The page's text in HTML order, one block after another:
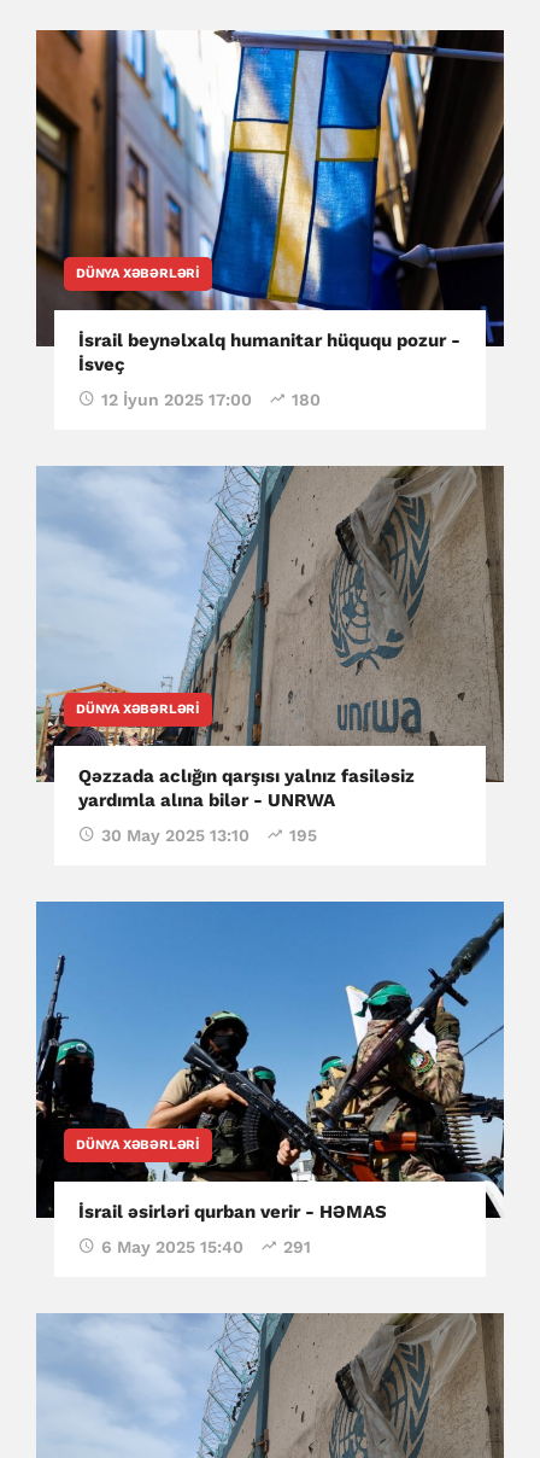
DÜNYA XƏBƏRLƏRI
İsrail beynəlxalq humanitar hüququ pozur -
İsveç
12 İyun 2025 17:00 180
DÜNYA XƏBƏRLƏRI
Qəzzada aclığın qarşısı yalnız fasiləsiz
yardımla alına bilər - UNRWA
30 May 2025 13:10 195
DÜNYA XƏBƏRLƏRI
İsrail əsirləri qurban verir - HƏMAS
6 May 2025 15:40 291